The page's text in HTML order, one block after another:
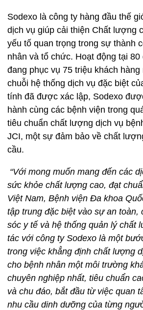
Sodexo là công ty hàng đầu thế
dịch vụ giúp cải thiện Chất lượng
yếu tố quan trọng trong sự thành
nhân và tổ chức. Hoạt động tại
đang phục vụ 75 triệu khách hàng
chuỗi hệ thống dịch vụ đặc biệt
tính đã được xác lập, Sodexo
hành cùng các bệnh viện trong
tiêu chuẩn chất lượng dịch vụ
JCI, một sự đảm bảo về chất
cầu.
“Với mong muốn mang đến các
sức khỏe chất lượng cao, đạt
Việt Nam, Bệnh viện Đa khoa
tập trung đặc biệt vào sự an toàn,
sóc y tế và hệ thống quản lý chất
tác với công ty Sodexo là một
trong việc khẳng định chất lượng
cho bệnh nhân một môi trường
chuyên nghiệp nhất, tiêu chuẩn
và chu đáo, bắt đầu từ việc quan
nhu cầu dinh dưỡng của từng